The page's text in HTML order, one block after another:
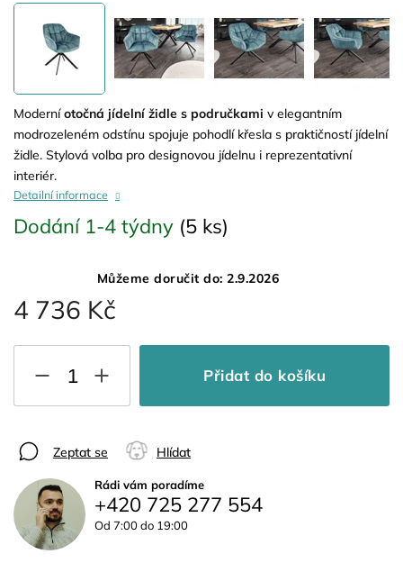
4 736 Kč
Dodání 1-4 týdny (5 ks)
Můžeme doručit do: 2.9.2026
Přidat do košíku
Moderníotočná jídelní židle s područkami v elegantním
modrozeleném odstínu spojuje pohodlí křesla s praktičností jídelní
židle. Stylová volba pro designovou jídelnu i reprezentativní
interiér.
Detailní informace
Zeptat se Hlídat
Rádi vám poradíme
+420 725 277 554
Od 7:00 do 19:00